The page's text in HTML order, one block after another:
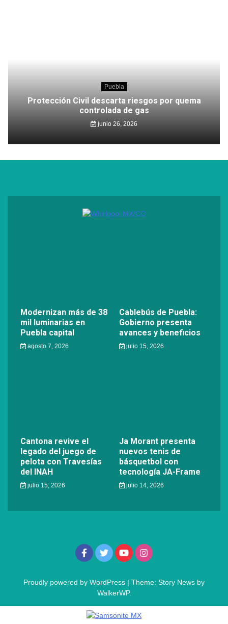
Puebla
Protección Civil descarta riesgos por quema
controlada de gas
junio 26, 2026
Modernizan más de 38
mil luminarias en
Puebla capital
agosto 7, 2026
Cablebús de Puebla:
Gobierno presenta
avances y beneficios
julio 15, 2026
Cantona revive el
legado del juego de
pelota con Travesías
del INAH
julio 15, 2026
Ja Morant presenta
nuevos tenis de
básquetbol con
tecnología JA-Frame
julio 14, 2026
Proudly powered by WordPress | Theme: Story News by
WalkerWP.